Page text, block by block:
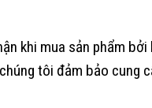
khi mua sản phẩm bởi
tôi đảm bảo cung